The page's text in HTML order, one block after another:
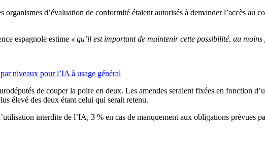
d’évaluation de conformité étaient autorisés à demander l’accès au
espagnole estime « qu’il est important de maintenir cette possibilité, au
niveaux pour l’IA à usage général
de couper la poire en deux. Les amendes seraient fixées en fonction
élevé des deux étant celui qui serait retenu.
interdite de l’IA, 3 % en cas de manquement aux obligations prévues